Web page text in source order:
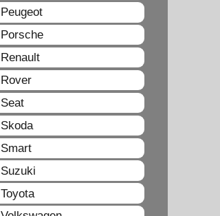
Peugeot
Porsche
Renault
Rover
Seat
Skoda
Smart
Suzuki
Toyota